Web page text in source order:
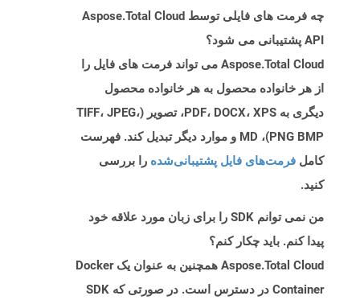
چه فرمت های فایلی توسط Aspose.Total Cloud
API پشتیبانی می شود؟
Aspose.Total Cloud می تواند فرمت های فایل را
از هر خانواده محصول به هر خانواده محصول
دیگری به PDF، DOCX، XPS، تصویر (TIFF، JPEG،
PNG BMP)، MD و موارد دیگر تبدیل کند. فهرست
کامل فرمت‌های فایل پشتیبانی‌شده را بررسی
کنید.
من نمی توانم SDK را برای زبان مورد علاقه خود
پیدا کنم. باید چکار کنم؟
Aspose.Total Cloud همچنین به عنوان یک Docker
Container در دسترس است. در صورتی که SDK